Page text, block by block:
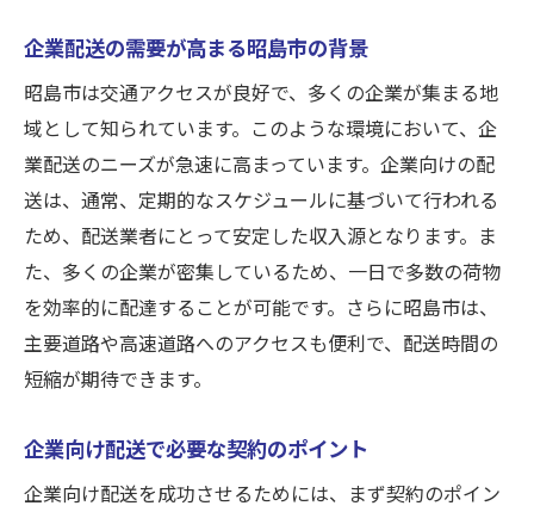
企業配送の需要が高まる昭島市の背景
昭島市は交通アクセスが良好で、多くの企業が集まる地
域として知られています。このような環境において、企
業配送のニーズが急速に高まっています。企業向けの配
送は、通常、定期的なスケジュールに基づいて行われる
ため、配送業者にとって安定した収入源となります。ま
た、多くの企業が密集しているため、一日で多数の荷物
を効率的に配達することが可能です。さらに昭島市は、
主要道路や高速道路へのアクセスも便利で、配送時間の
短縮が期待できます。
企業向け配送で必要な契約のポイント
企業向け配送を成功させるためには、まず契約のポイン